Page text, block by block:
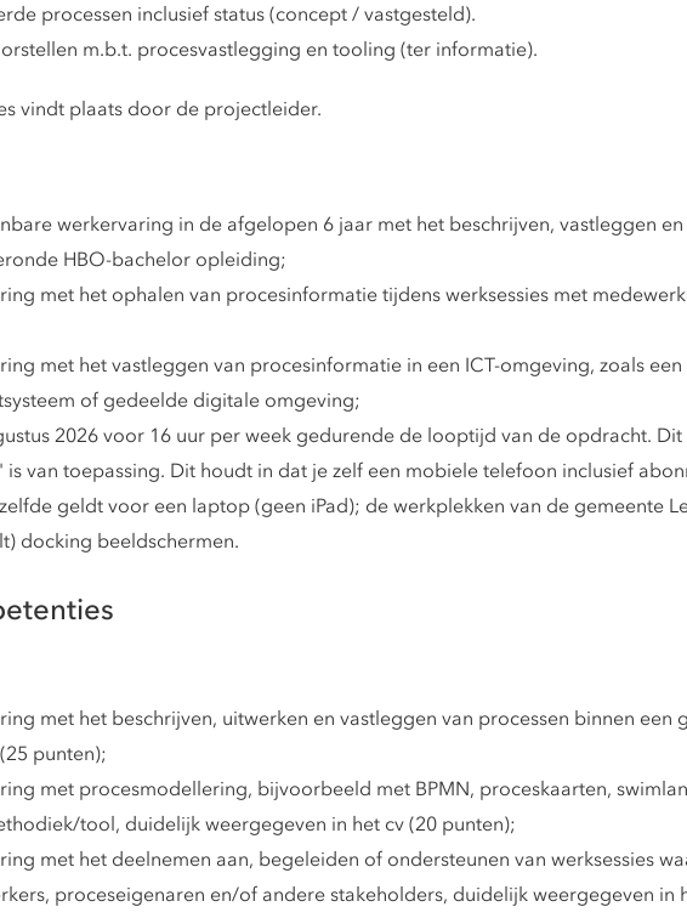
processen inclusief status (concept / vastgesteld).
m.b.t. procesvastlegging en tooling (ter informatie).
vindt plaats door de projectleider.
werkervaring in de afgelopen 6 jaar met het beschrijven, vastleggen
HBO-bachelor opleiding;
met het ophalen van procesinformatie tijdens werksessies met
met het vastleggen van procesinformatie in een ICT-omgeving, zoals
of gedeelde digitale omgeving;
2026 voor 16 uur per week gedurende de looptijd van de opdracht.
van toepassing. Dit houdt in dat je zelf een mobiele telefoon inclusief
geldt voor een laptop (geen iPad); de werkplekken van de gemeente
docking beeldschermen.
met het beschrijven, uitwerken en vastleggen van processen binnen
punten);
met procesmodellering, bijvoorbeeld met BPMN, proceskaarten,
tool, duidelijk weergegeven in het cv (20 punten);
met het deelnemen aan, begeleiden of ondersteunen van werksessies
proceseigenaren en/of andere stakeholders, duidelijk weergegeven in